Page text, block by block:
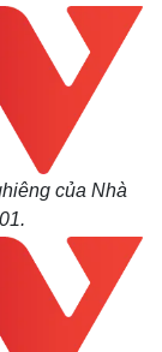
của Nhà